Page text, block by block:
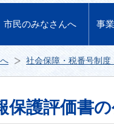
市民のみなさんへ 事
社会保障・税番号制度
保護評価書